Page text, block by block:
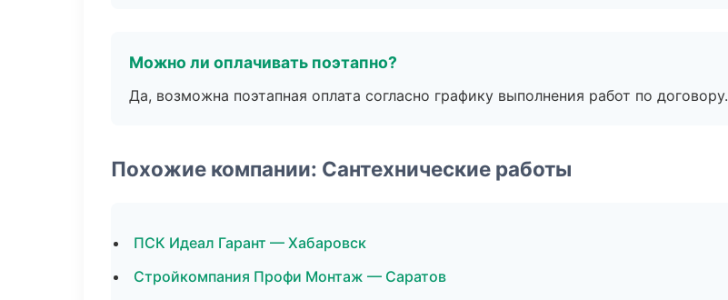
Можно ли оплачивать поэтапно?
Да, возможна поэтапная оплата согласно графику выполнения работ по договору.
Похожие компании: Сантехнические работы
ПСК Идеал Гарант — Хабаровск
Стройкомпания Профи Монтаж — Саратов